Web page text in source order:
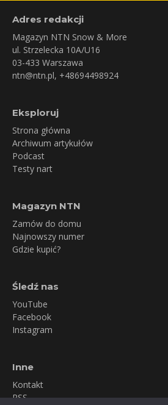
Adres redakcji
Magazyn NTN Snow & More
ul. Strzelecka 10A/U16
03-433 Warszawa
ntn@ntn.pl, +48694498924
Eksploruj
Strona główna
Archiwum artykułów
Podcast
Testy nart
Magazyn NTN
Zamów do domu
Najnowszy numer
Gdzie kupić?
Śledź nas
YouTube
Facebook
Instagram
Inne
Kontakt
RSS